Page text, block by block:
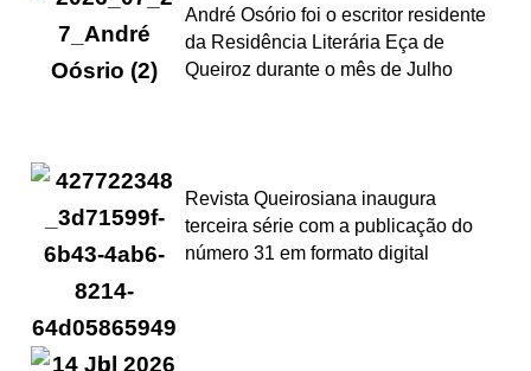
André Osório foi o escritor residente
da Residência Literária Eça de
Queiroz durante o mês de Julho
Revista Queirosiana inaugura
terceira série com a publicação do
número 31 em formato digital